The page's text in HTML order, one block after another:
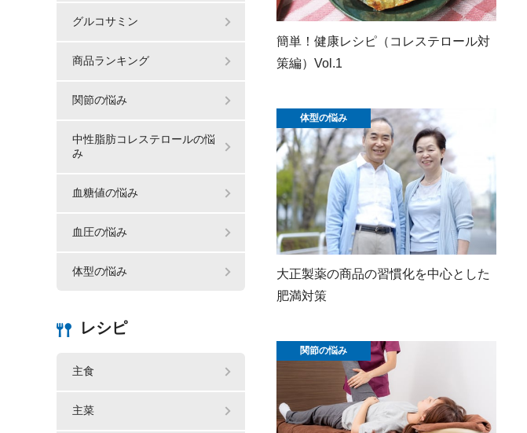
グルコサミン
商品ランキング
関節の悩み
中性脂肪コレステロールの悩
み
血糖値の悩み
血圧の悩み
体型の悩み
レシピ
主食
主菜
簡単！健康レシピ（コレステロール対
策編）Vol.1
体型の悩み
大正製薬の商品の習慣化を中心とした
肥満対策
関節の悩み